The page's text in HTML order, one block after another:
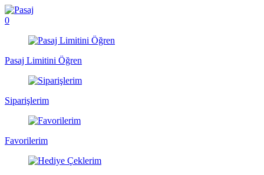
0
Pasaj Limitini Öğren
Siparişlerim
Favorilerim